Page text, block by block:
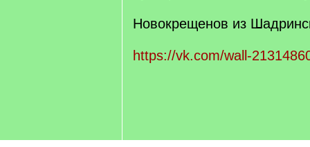
Новокрещенов из
https://vk.com/wall-